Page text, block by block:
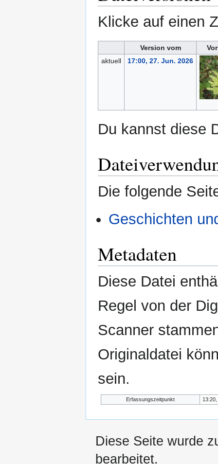
Klicke auf einen
Version vom
aktuell
17:00, 27. Jun. 2026
Du kannst diese
Die folgende
Geschichten
Metadaten
Diese Datei
Regel von der
Scanner
Originaldatei
sein.
Erfassungszeitpunkt
Diese Seite wurde
bearbeitet.